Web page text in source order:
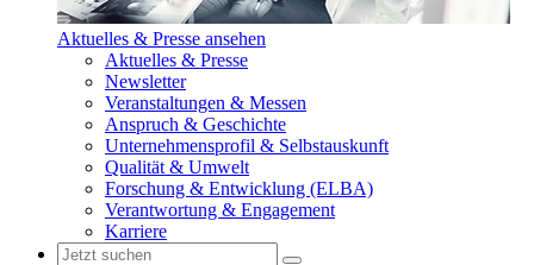
Aktuelles & Presse ansehen
Aktuelles & Presse
Newsletter
Veranstaltungen & Messen
Anspruch & Geschichte
Unternehmensprofil & Selbstauskunft
Qualität & Umwelt
Forschung & Entwicklung (ELBA)
Verantwortung & Engagement
Karriere